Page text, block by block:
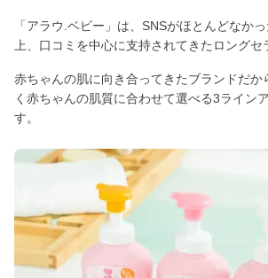
「アラウ.ベビー」は、SNSがほとんどなか
上、口コミを中心に支持されてきたロングセ
赤ちゃんの肌に向き合ってきたブランドだか
く赤ちゃんの肌質に合わせて選べる3ライン
す。